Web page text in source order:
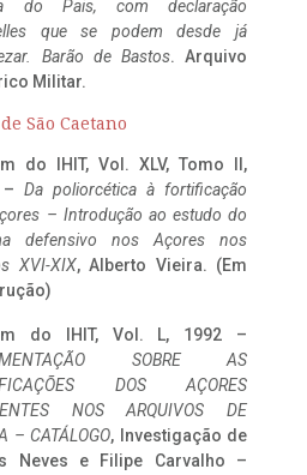
do Pais, com declaração
que se podem desde já
Barão de Bastos. Arquivo
Militar.
São Caetano
do IHIT, Vol. XLV, Tomo II,
– Da poliorcética à fortificação
– Introdução ao estudo do
defensivo nos Açores nos
XVI-XIX, Alberto Vieira. (Em
do IHIT, Vol. L, 1992 –
SOBRE AS
DOS AÇORES
NOS ARQUIVOS DE
– CATÁLOGO, Investigação de
Neves e Filipe Carvalho –